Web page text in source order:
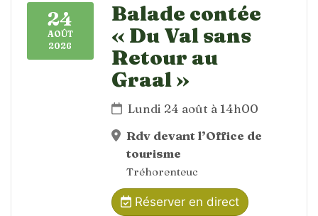
24
AOÛT
2026
Balade contée
« Du Val sans
Retour au
Graal »
Lundi 24 août à 14h00
Rdv devant l’Office de
tourisme
Tréhorenteuc
Réserver en direct